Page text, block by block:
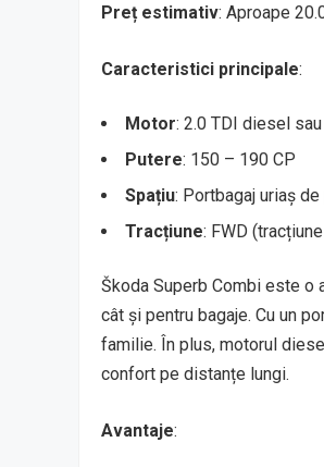
Preț estimativ: Aproape
Caracteristici principale:
Motor: 2.0 TDI diesel
Putere: 150 – 190 CP
Spațiu: Portbagaj uriaș
Tracțiune: FWD
Škoda Superb Combi este o
cât și pentru bagaje. Cu un
familie. În plus, motorul
confort pe distanțe lungi.
Avantaje: